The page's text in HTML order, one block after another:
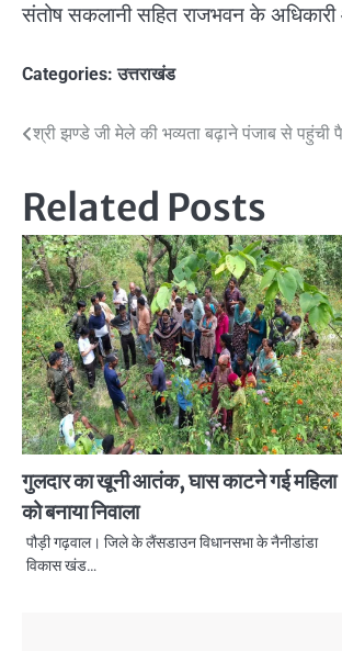
संतोष सकलानी सहित राजभवन के अधिकारी
Categories:उत्तराखंड
Post
श्री झण्डे जी मेले की भव्यता बढ़ाने पंजाब से पहुंची
Related Posts
गुलदार का खूनी आतंक, घास काटने गई महिला
को बनाया निवाला
पौड़ी गढ़वाल। जिले के लैंसडाउन विधानसभा के नैनीडांडा
विकास खंड…